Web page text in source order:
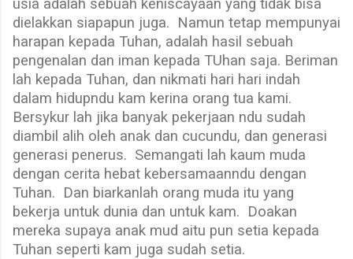
usia adalah sebuah keniscayaan yang tidak bisa
dielakkan siapapun juga. Namun tetap mempunyai
harapan kepada Tuhan, adalah hasil sebuah
pengenalan dan iman kepada TUhan saja. Beriman
lah kepada Tuhan, dan nikmati hari hari indah
dalam hidupndu kam kerina orang tua kami.
Bersykur lah jika banyak pekerjaan ndu sudah
diambil alih oleh anak dan cucundu, dan generasi
generasi penerus. Semangati lah kaum muda
dengan cerita hebat kebersamaanndu dengan
Tuhan. Dan biarkanlah orang muda itu yang
bekerja untuk dunia dan untuk kam. Doakan
mereka supaya anak mud aitu pun setia kepada
Tuhan seperti kam juga sudah setia.